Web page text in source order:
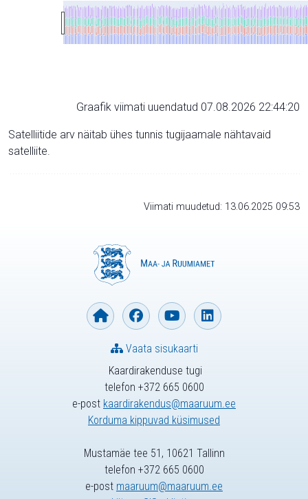
Graafik viimati uuendatud 07.08.2026 22:44:20
Satelliitide arv näitab ühes tunnis tugijaamale nähtavaid
satelliite.
Viimati muudetud: 13.06.2025 09:53
Kaardirakenduse tugi
telefon +372 665 0600
e-post kaardirakendus@maaruum.ee
Korduma kippuvad küsimused
Vaata sisukaarti
Mustamäe tee 51, 10621 Tallinn
telefon +372 665 0600
e-post maaruum@maaruum.ee